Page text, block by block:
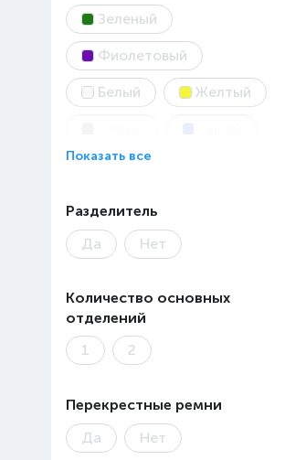
Зеленый
Фиолетовый
Белый Желтый
Черный
Показать все
Разделитель
Да
Нет
Количество основных
отделений
1
2
Перекрестные ремни
Да
Нет